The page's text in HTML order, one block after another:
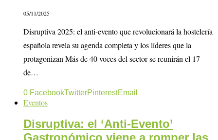
05/11/2025
Disruptiva 2025: el anti-evento que revolucionará la hostelería
española revela su agenda completa y los líderes que la
protagonizan Más de 40 voces del sector se reunirán el 17
de…
0 FacebookTwitterPinterestEmail
Eventos
Disruptiva: el ‘Anti-Evento’